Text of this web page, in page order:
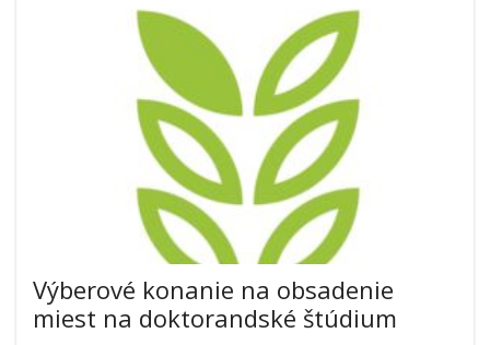
Výberové konanie na obsadenie
miest na doktorandské štúdium